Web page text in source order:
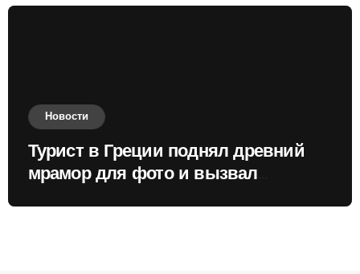
Новости
Турист в Греции поднял древний
мрамор для фото и вызвал